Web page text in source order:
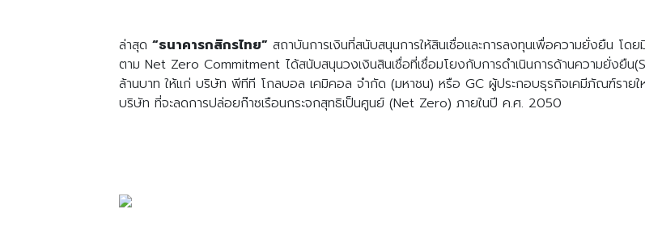
ล่าสุด “ธนาคารกสิกรไทย” สถาบันการเงินที่สนับสนุนการให้สินเชื่อและการลงทุนเพื่อความยั่งยืน โด
ตาม Net Zero Commitment ได้สนับสนุนวงเงินสินเชื่อที่เชื่อมโยงกับการดำเนินการด้านความยั่งยื
ล้านบาท ให้แก่ บริษัท พีทีที โกลบอล เคมิคอล จำกัด (มหาชน) หรือ GC ผู้ประกอบธุรกิจเคมีภัณฑ์รายใ
บริษัท ที่จะลดการปล่อยก๊าซเรือนกระจกสุทธิเป็นศูนย์ (Net Zero) ภายในปี ค.ศ. 2050